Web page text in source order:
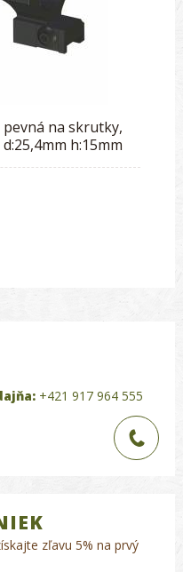
na skrutky,
h:15mm
+421 917 964 555
zľavu 5% na prvý